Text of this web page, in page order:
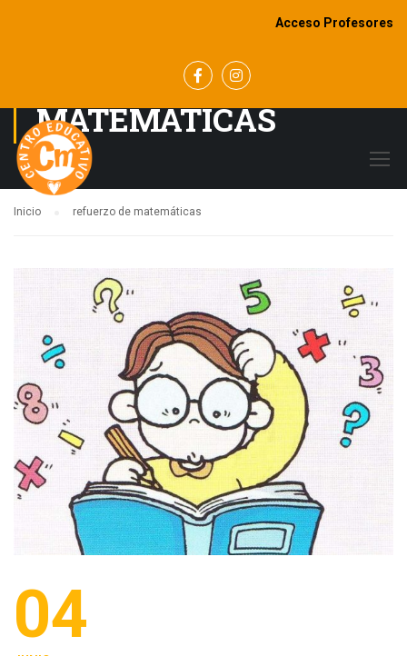
Acceso Profesores
REFUERZO DE
MATEMÁTICAS
Inicio refuerzo de matemáticas
04